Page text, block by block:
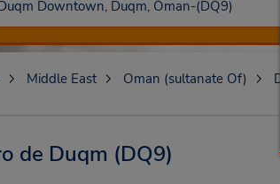
Middle East Oman (sultanate Of)
de Duqm (DQ9)